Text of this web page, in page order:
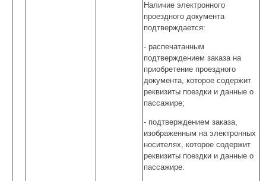
Наличие электронного
проездного документа
подтверждается:
- распечатанным
подтверждением заказа на
приобретение проездного
документа, которое содержит
реквизиты поездки и данные о
пассажире;
- подтверждением заказа,
изображенным на электронных
носителях, которое содержит
реквизиты поездки и данные о
пассажире.